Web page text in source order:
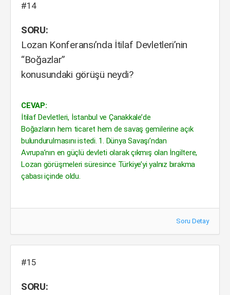
#14
SORU:
Lozan Konferansı’nda İtilaf Devletleri’nin
“Boğazlar”
konusundaki görüşü neydi?
CEVAP:
İtilaf Devletleri, İstanbul ve Çanakkale’de
Boğazların hem ticaret hem de savaş gemilerine açık
bulundurulmasını istedi. 1. Dünya Savaşı’ndan
Avrupa’nın en güçlü devleti olarak çıkmış olan İngiltere,
Lozan görüşmeleri süresince Türkiye’yi yalnız bırakma
çabası içinde oldu.
Soru Detay
#15
SORU: